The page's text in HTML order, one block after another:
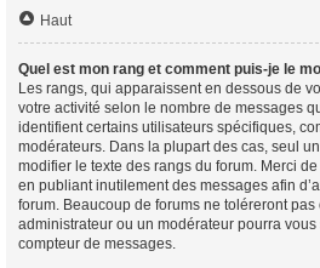
Haut
Quel est mon rang et comment puis-je le
Les rangs, qui apparaissent en dessous de
votre activité selon le nombre de messages
identifient certains utilisateurs spécifiques,
modérateurs. Dans la plupart des cas, seul
modifier le texte des rangs du forum. Merci
en publiant inutilement des messages afin
forum. Beaucoup de forums ne toléreront pas
administrateur ou un modérateur pourra
compteur de messages.